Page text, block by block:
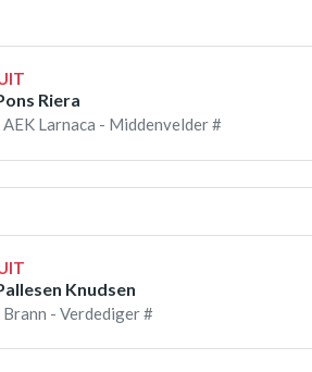
Riera
AEK Larnaca - Middenvelder #
Knudsen
Brann - Verdediger #